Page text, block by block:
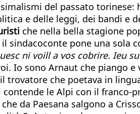
del passato
e delle leggi, dei bandi e
che nella bella stagione
sindacoconte pone una sola
ni voill a vos cobrire. Ieu
Io sono Arnaut che piango
trovatore che poetava in
contende le Alpi con il
da Paesana salgono a